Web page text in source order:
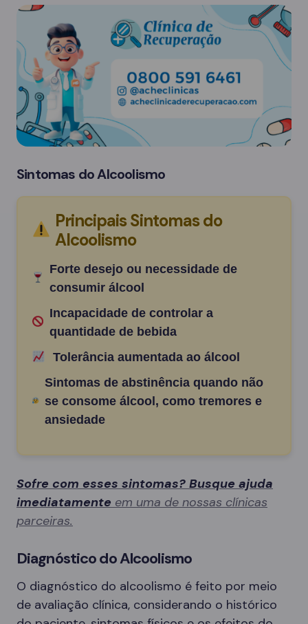
Sintomas do Alcoolismo
Principais Sintomas do
Alcoolismo
Forte desejo ou necessidade de
consumir álcool
Incapacidade de controlar a
quantidade de bebida
Tolerância aumentada ao álcool
Sintomas de abstinência quando não
se consome álcool, como tremores e
ansiedade
Sofre com esses sintomas? Busque ajuda
imediatamente em uma de nossas clínicas
parceiras.
Diagnóstico do Alcoolismo
O diagnóstico do alcoolismo é feito por meio
de avaliação clínica, considerando o histórico